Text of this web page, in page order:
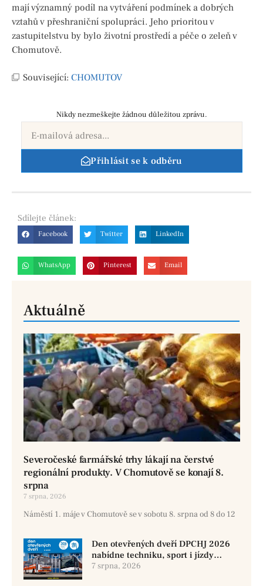
mají významný podíl na vytváření podmínek a dobrých
vztahů v přeshraniční spolupráci. Jeho prioritou v
zastupitelstvu by bylo životní prostředí a péče o zeleň v
Chomutově.
Související: CHOMUTOV
Nikdy nezmeškejte žádnou důležitou zprávu.
Přihlásit se k odběru
Sdílejte článek:
Facebook Twitter LinkedIn
WhatsApp Pinterest Email
Aktuálně
Severočeské farmářské trhy lákají na čerstvé
regionální produkty. V Chomutově se konají 8.
srpna
7 srpna, 2026
Náměstí 1. máje v Chomutově se v sobotu 8. srpna od 8 do 12
Den otevřených dveří DPCHJ 2026
nabídne techniku, sport i jízdy
historickými vozy
7 srpna, 2026